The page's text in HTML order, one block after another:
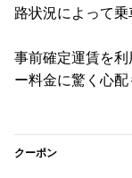
路状況によって乗
事前確定運賃を
ー料金に驚く心配
クーポン